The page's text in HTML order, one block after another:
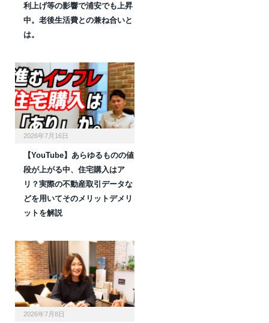
利上げ等の影響で浦安でも上昇
中。老後生活費との兼ね合いと
は。
2026年7月16日
【YouTube】あらゆるものの値
段が上がる中、住宅購入はア
リ？実際の不動産取引データな
どを用いてそのメリットデメリ
ットを解説
2026年7月8日